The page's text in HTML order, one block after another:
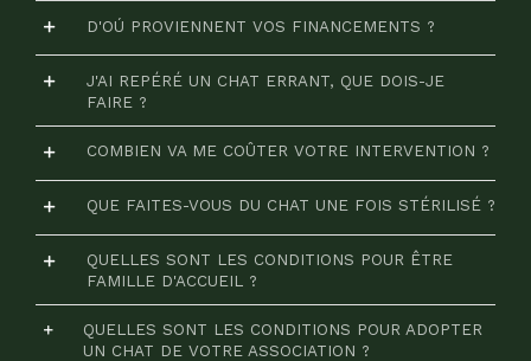
D'OÚ PROVIENNENT VOS FINANCEMENTS ?
J'AI REPÉRÉ UN CHAT ERRANT, QUE DOIS-JE
FAIRE ?
COMBIEN VA ME COÛTER VOTRE INTERVENTION ?
QUE FAITES-VOUS DU CHAT UNE FOIS STÉRILISÉ ?
QUELLES SONT LES CONDITIONS POUR ÊTRE
FAMILLE D'ACCUEIL ?
QUELLES SONT LES CONDITIONS POUR ADOPTER
UN CHAT DE VOTRE ASSOCIATION ?